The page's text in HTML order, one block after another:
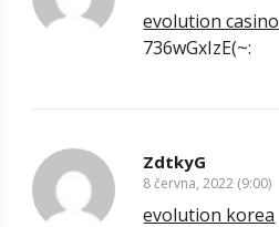
evolution casino
736wGxIzE(~:
ZdtkyG
8 června, 2022 (9:00)
evolution korea